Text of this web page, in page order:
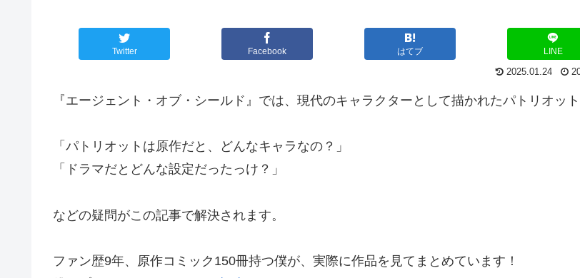
Twitter Facebook はてブ LINE
2025.01.24
『エージェント・オブ・シールド』では、現代のキャラクターとして描かれたパトリオット
「パトリオットは原作だと、どんなキャラなの？」
「ドラマだとどんな設定だったっけ？」
などの疑問がこの記事で解決されます。
ファン歴9年、原作コミック150冊持つ僕が、実際に作品を見てまとめています！